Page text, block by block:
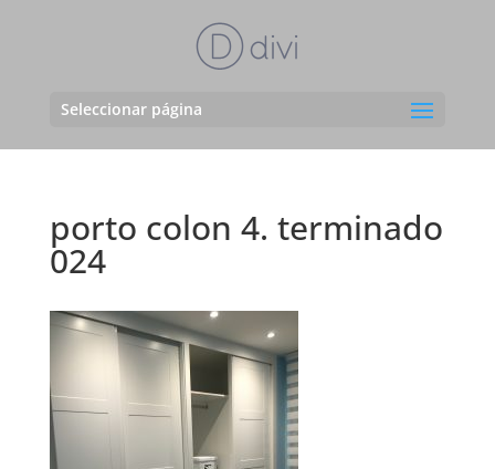
Seleccionar página
porto colon 4. terminado
024